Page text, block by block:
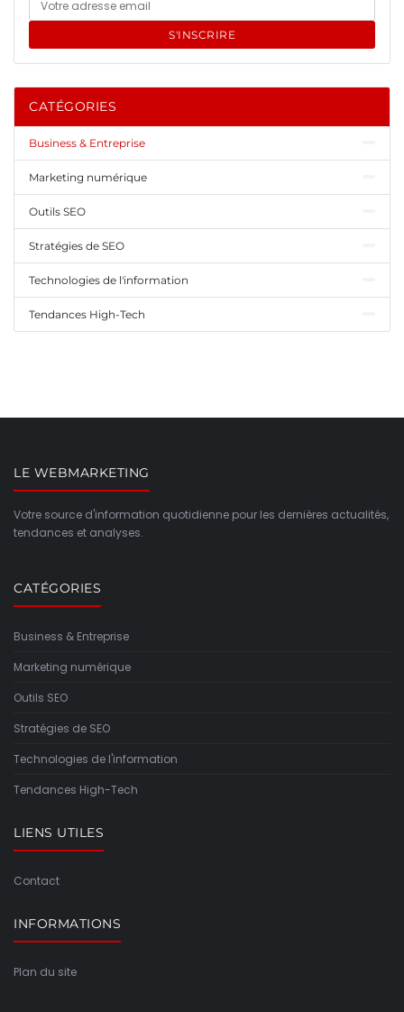
S'INSCRIRE
CATÉGORIES
Business & Entreprise
Marketing numérique
Outils SEO
Stratégies de SEO
Technologies de l'information
Tendances High-Tech
LE WEBMARKETING
Votre source d'information quotidienne pour les dernières actualités,
tendances et analyses.
CATÉGORIES
Business & Entreprise
Marketing numérique
Outils SEO
Stratégies de SEO
Technologies de l'information
Tendances High-Tech
LIENS UTILES
Contact
INFORMATIONS
Plan du site